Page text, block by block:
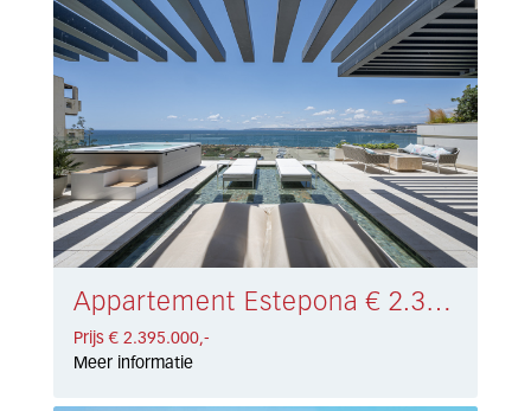
Appartement Estepona € 2.395.000,-
Prijs € 2.395.000,-
Meer informatie